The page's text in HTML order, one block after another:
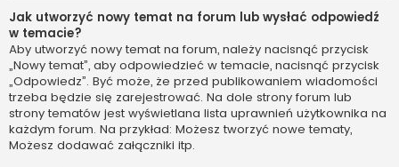
Jak utworzyć nowy temat na forum lub wysłać odpowiedź
w temacie?
Aby utworzyć nowy temat na forum, należy nacisnąć przycisk
„Nowy temat”, aby odpowiedzieć w temacie, nacisnąć przycisk
„Odpowiedz”. Być może, że przed publikowaniem wiadomości
trzeba będzie się zarejestrować. Na dole strony forum lub
strony tematów jest wyświetlana lista uprawnień użytkownika na
każdym forum. Na przykład: Możesz tworzyć nowe tematy,
Możesz dodawać załączniki itp.